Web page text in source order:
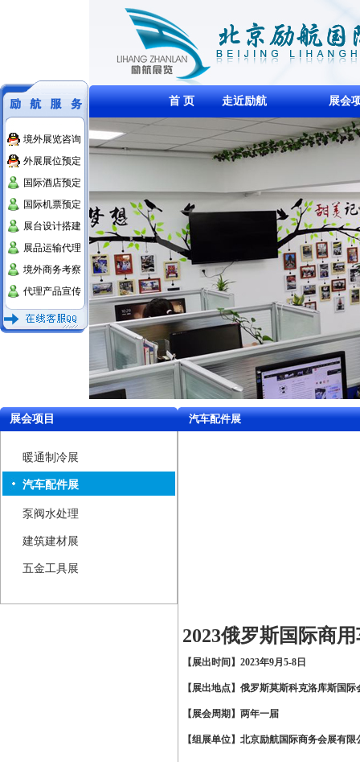
境外展览咨询
外展展位预定
国际酒店预定
国际机票预定
展台设计搭建
展品运输代理
境外商务考察
代理产品宣传
首 页 走近励航 展会
展会项目
暖通制冷展
汽车配件展
泵阀水处理
建筑建材展
五金工具展
汽车配件展
2023俄罗斯国际商
【展出时间】 2023年9月 5-8 日
【展出地点】俄罗斯莫斯科克洛库斯国际
【展会周期】 两年一届
【组展单位】 北京励航国际商务会展有限